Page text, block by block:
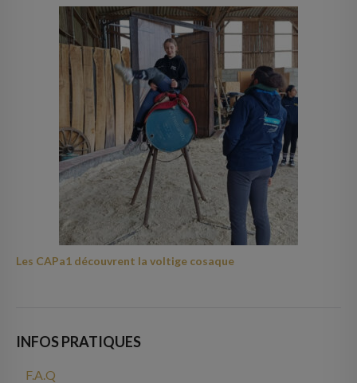
Les CAPa1 découvrent la voltige cosaque
INFOS PRATIQUES
F.A.Q